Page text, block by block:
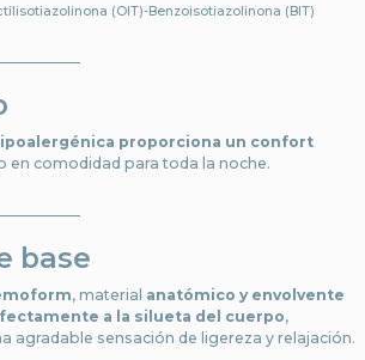
(OIT)-Benzoisotiazolinona (BIT)
proporciona un confort
en comodidad para toda la noche.
base
, material anatómico y envolvente
a la silueta del cuerpo,
agradable sensación de ligereza y relajación.